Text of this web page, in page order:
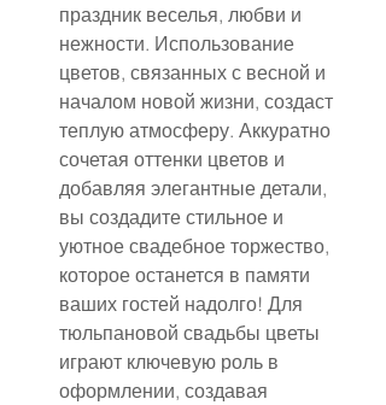
праздник веселья, любви и
нежности. Использование
цветов, связанных с весной и
началом новой жизни, создаст
теплую атмосферу. Аккуратно
сочетая оттенки цветов и
добавляя элегантные детали,
вы создадите стильное и
уютное свадебное торжество,
которое останется в памяти
ваших гостей надолго! Для
тюльпановой свадьбы цветы
играют ключевую роль в
оформлении, создавая